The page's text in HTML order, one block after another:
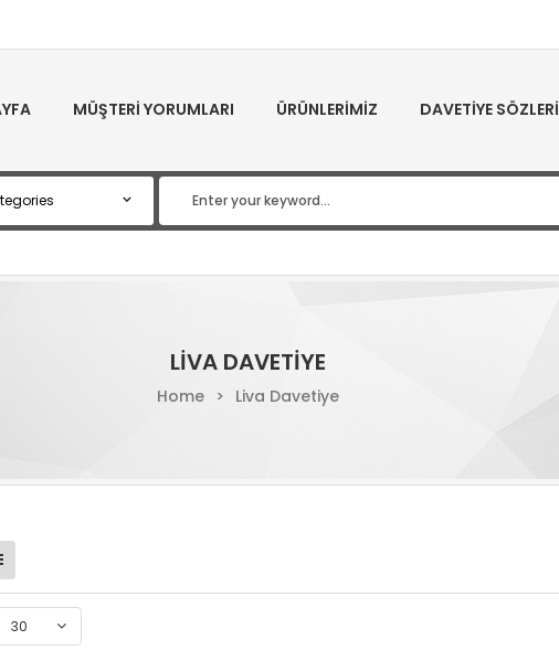
MÜŞTERI YORUMLARI ÜRÜNLERIMIZ DAVETIYE SÖZLERI
LIVA DAVETIYE
Home > Liva Davetiye
30